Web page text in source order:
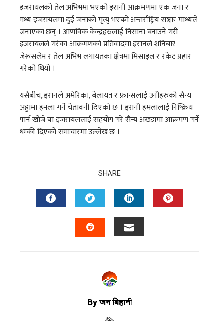
इजरायलको तेल अभिभमा भएको इरानी आक्रमणमा एक जना र
मध्य इजरायलमा दुई जनाको मृत्यु भएको अन्तर्राष्ट्रिय सञ्चार माध्यले
जनाएका छन् । आणविक केन्द्रहरुलाई निसाना बनाउने गरी
इजरायलले गरेको आक्रमणको प्रतिवादमा इरानले शनिबार
जेरूसलेम र तेल अभिभ लगायतका क्षेत्रमा मिसाइल र रकेट प्रहार
गरेको थियो ।
यसैबीच, इरानले अमेरिका, बेलायत र फ्रान्सलाई उनीहरुको सैन्य
अड्डामा हमला गर्ने चेतावनी दिएको छ । इरानी हमलालाई निष्क्रिय
पार्न खोजे वा इजरायललाई सहयोग गरे सैन्य अखडामा आक्रमण गर्ने
धम्की दिएको समाचारमा उल्लेख छ ।
SHARE
By जन बिहानी